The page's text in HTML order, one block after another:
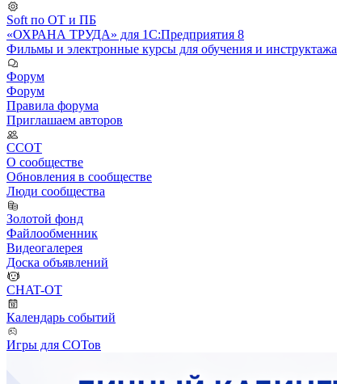
Soft по ОТ и ПБ
«ОХРАНА ТРУДА» для 1С:Предприятия 8
Фильмы и электронные курсы для обучения и инструктажа
Форум
Форум
Правила форума
Приглашаем авторов
ССОТ
О сообществе
Обновления в сообществе
Люди сообщества
Золотой фонд
Файлообменник
Видеогалерея
Доска объявлений
CHAT-OT
Календарь событий
Игры для СОТов